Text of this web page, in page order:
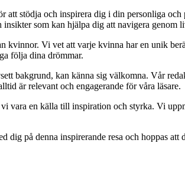
att stödja och inspirera dig i din personliga
som kan hjälpa dig att navigera genom
Vi vet att varje kvinna har en unik
följa dina drömmar.
bakgrund, kan känna sig välkomna. Vår
är relevant och engagerande för våra läsare.
vara en källa till inspiration och styrka. Vi
på denna inspirerande resa och hoppas